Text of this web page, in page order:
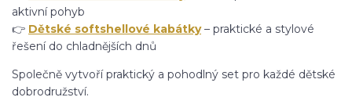
aktivní pohyb
👉 Dětské softshellové kabátky– praktické a stylové
řešení do chladnějších dnů
Společně vytvoří praktický a pohodlný set pro každé dětské
dobrodružství.